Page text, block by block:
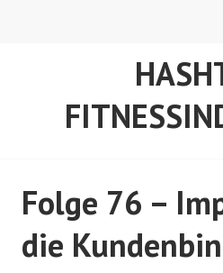
Folge 76 –
die